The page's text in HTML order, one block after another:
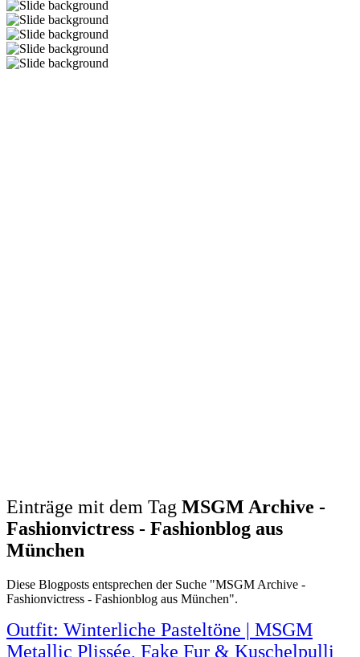
Einträge mit dem Tag MSGM Archive -
Fashionvictress - Fashionblog aus
München
Diese Blogposts entsprechen der Suche "MSGM Archive -
Fashionvictress - Fashionblog aus München".
Outfit: Winterliche Pasteltöne | MSGM
Metallic Plissée, Fake Fur & Kuschelpulli